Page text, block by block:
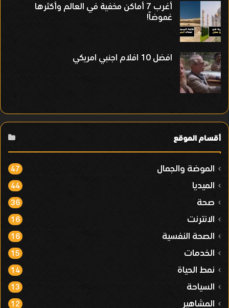
أغرب 7 أماكن مخفية في العالم وأكثرها
غموضاً!
افضل 10 افلام اجنبي امريكي
أقسام الموقع
الموضة والجمال 47
الميديا 44
صحة 36
الانترنت 16
الصحة النفسية 16
الخدمات 15
نمط الحياة 14
السياحة 13
المشاهير 12